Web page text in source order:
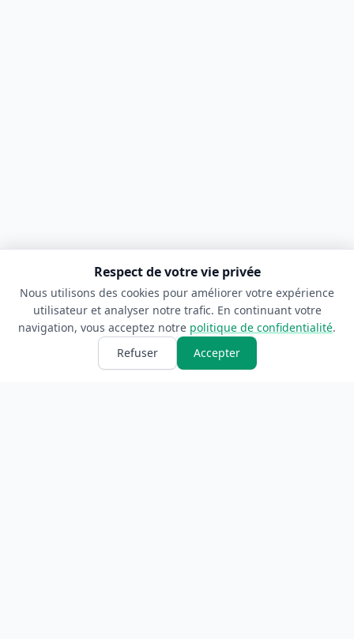
Respect de votre vie privée
Nous utilisons des cookies pour améliorer votre expérience
utilisateur et analyser notre trafic. En continuant votre
navigation, vous acceptez notre politique de confidentialité.
Refuser
Accepter